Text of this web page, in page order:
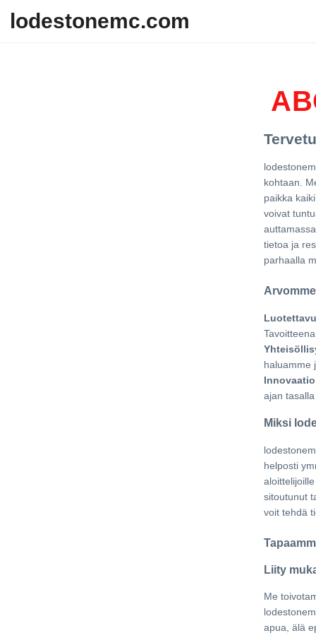
lodestonemc.com
kohtaan.
paikka
voivat
tietoa ja
parhaalla
Arvomme
haluamme
ajan
Miksi
helposti
sitoutunut
voit tehdä
Liity
Me
apua, älä